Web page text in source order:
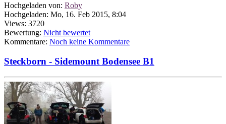
Hochgeladen von: Roby
Hochgeladen: Mo, 16. Feb 2015, 8:04
Views: 3720
Bewertung: Nicht bewertet
Kommentare: Noch keine Kommentare
Steckborn - Sidemount Bodensee B1